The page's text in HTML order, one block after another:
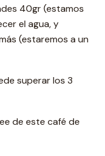
40gr (estamos
el agua, y
(estaremos a un
superar los 3
de este café de